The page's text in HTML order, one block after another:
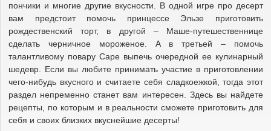
пончики и многие другие вкусности. В одной игре про десерт
вам предстоит помочь принцессе Эльзе приготовить
рождественский торт, в другой – Маше-путешественнице
сделать черничное мороженое. А в третьей – помочь
талантливому повару Саре выпечь очередной ее кулинарный
шедевр. Если вы любите принимать участие в приготовлении
чего-нибудь вкусного и считаете себя сладкоежкой, тогда этот
раздел непременно станет вам интересен. Здесь вы найдете
рецепты, по которым и в реальности сможете приготовить для
себя и своих близких вкуснейшие десерты!